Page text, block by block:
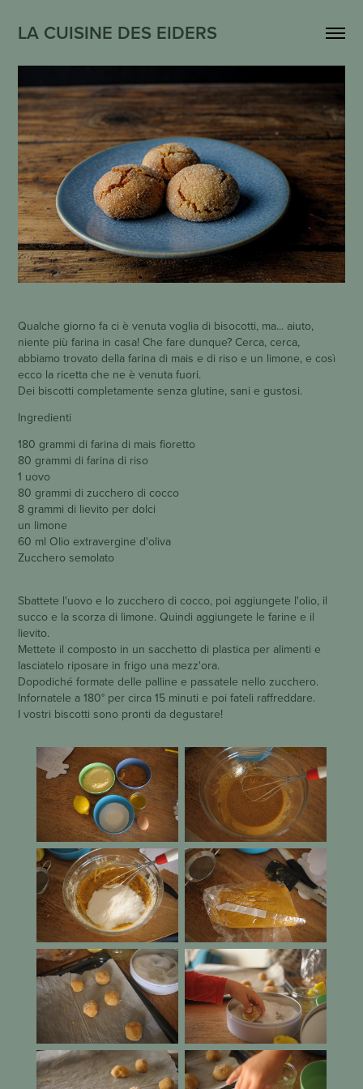
LA CUISINE DES EIDERS
Qualche giorno fa ci è venuta voglia di bisocotti, ma... aiuto,
niente più farina in casa! Che fare dunque? Cerca, cerca,
abbiamo trovato della farina di mais e di riso e un limone, e così
ecco la ricetta che ne è venuta fuori.
Dei biscotti completamente senza glutine, sani e gustosi.
Ingredienti
180 grammi di farina di mais fioretto
80 grammi di farina di riso
1 uovo
80 grammi di zucchero di cocco
8 grammi di lievito per dolci
un limone
60 ml Olio extravergine d'oliva
Zucchero semolato
Sbattete l'uovo e lo zucchero di cocco, poi aggiungete l'olio, il
succo e la scorza di limone. Quindi aggiungete le farine e il
lievito.
Mettete il composto in un sacchetto di plastica per alimenti e
lasciatelo riposare in frigo una mezz'ora.
Dopodiché formate delle palline e passatele nello zucchero.
Infornatele a 180° per circa 15 minuti e poi fateli raffreddare.
I vostri biscotti sono pronti da degustare!